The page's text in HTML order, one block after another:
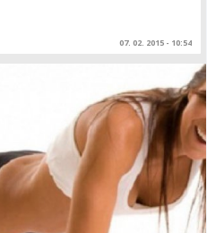
07. 02. 2015 - 10:54